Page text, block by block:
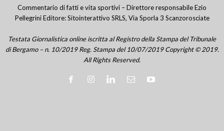
Commentario di fatti e vita sportivi – Direttore responsabile Ezio
Pellegrini Editore: Sitointerattivo SRLS, Via Sporla 3 Scanzorosciate
Testata Giornalistica online iscritta al Registro della Stampa del Tribunale
di Bergamo – n. 10/2019 Reg. Stampa del 10/07/2019 Copyright © 2019.
All Rights Reserved.